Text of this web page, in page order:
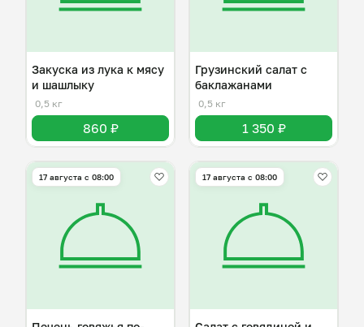
Закуска из лука к мясу
и шашлыку
0,5 кг
860 ₽
Грузинский салат с
баклажанами
0,5 кг
1 350 ₽
17 августа с 08:00 17 августа с 08:00